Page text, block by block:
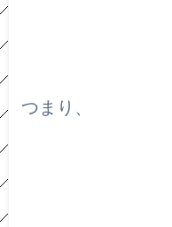
つまり、